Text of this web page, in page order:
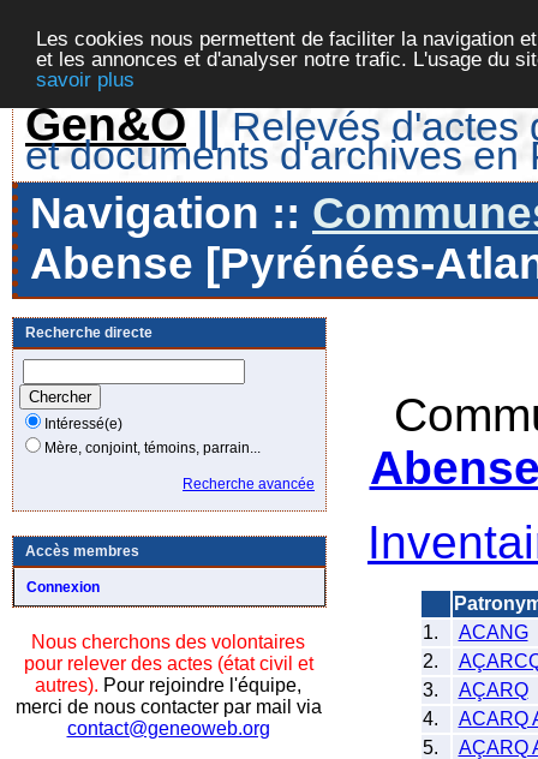
Les cookies nous permettent de faciliter la navigation
et les annonces et d'analyser notre trafic. L'usage du
savoir plus
Gen&O || Relevés d'actes
et documents d'archives en
Navigation ::
Abense [Pyrénées-
Recherche directe
Intéressé(e)
Mère, conjoint, témoins, parrain...
Recherche avancée
Accès membres
Connexion
Nous cherchons des volontaires
pour relever des actes (état civil et
autres). Pour rejoindre l'équipe,
merci de nous contacter par mail via
contact@geneoweb.org
1.
ACANG
2.
3.
AÇARQ
4.
ACARQ
5.
AÇARQ